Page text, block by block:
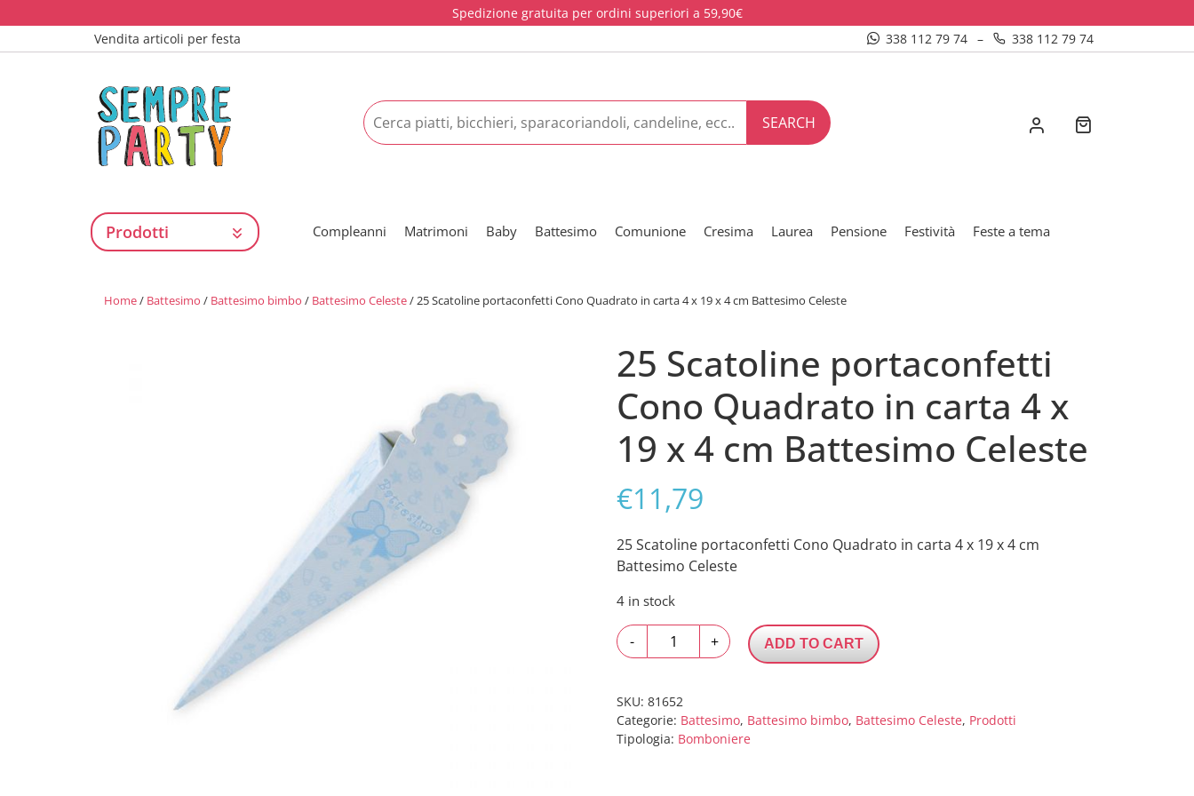
Spedizione gratuita per ordini superiori a 59,90€
Vendita articoli per festa
338 112 79 74 – 338 112 79 74
SEARCH
Prodotti Compleanni Matrimoni Baby Battesimo Comunione Cresima Laurea Pensione Festività Feste a tema
Home/ Battesimo / Battesimo bimbo / Battesimo Celeste/ 25 Scatoline portaconfetti Cono Quadrato in carta 4 x 19 x 4 cm Battesimo Celeste
25 Scatoline portaconfetti
Cono Quadrato in carta 4 x
19 x 4 cm Battesimo Celeste
€11,79
25 Scatoline portaconfetti Cono Quadrato in carta 4 x 19 x 4 cm
Battesimo Celeste
4 in stock
-
Scatoline
Cono
Quadrato
in
+ ADD TO CART
SKU:81652
Categorie: Battesimo, Battesimo bimbo, Battesimo Celeste, Prodotti
Tipologia: Bomboniere